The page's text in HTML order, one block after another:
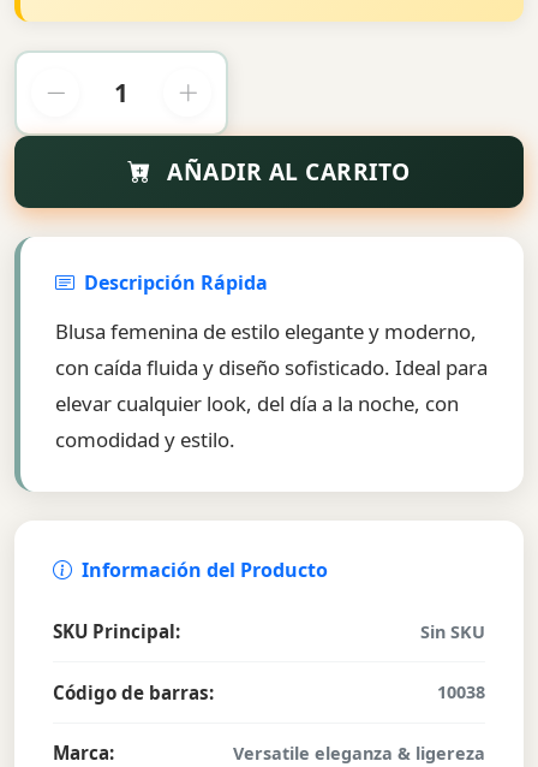
AÑADIR AL CARRITO
Descripción Rápida
Blusa femenina de estilo elegante y moderno,
con caída fluida y diseño sofisticado. Ideal para
elevar cualquier look, del día a la noche, con
comodidad y estilo.
Información del Producto
SKU Principal: Sin SKU
Código de barras: 10038
Marca: Versatile eleganza & ligereza